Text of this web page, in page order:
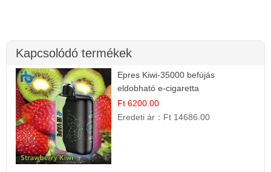
Kapcsolódó termékek
Epres Kiwi-35000 befújás
eldobható e-cigaretta
Ft 6200.00
Eredeti ár： Ft 14686.00